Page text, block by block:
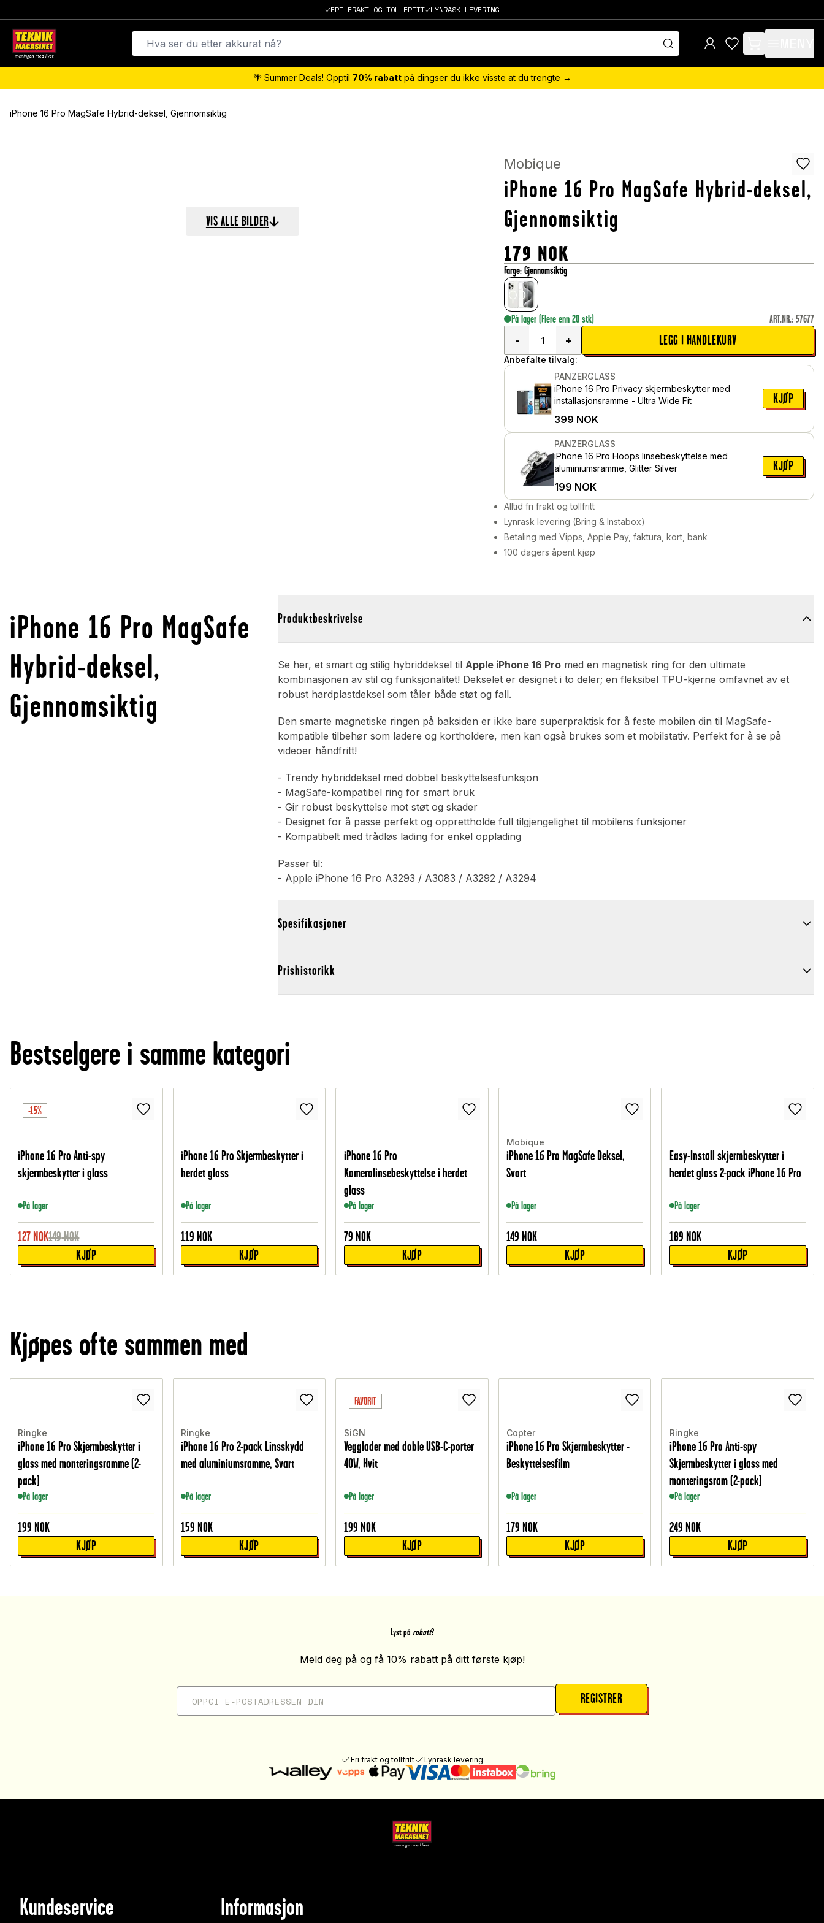
FRI FRAKT OG TOLLFRITT LYNRASK LEVERING
items in cart, view
🌴 Summer Deals! Opptil 70% rabattpå dingser du ikke visste at du trengte →
iPhone 16 Pro MagSafe Hybrid-deksel, Gjennomsiktig
VIS ALLE BILDER
Mobique
iPhone 16 Pro MagSafe Hybrid-deksel,
Gjennomsiktig
179 NOK
Farge:Gjennomsiktig
På lager (Flere enn 20 stk) ART.NR.: 57677
-
+ LEGG I HANDLEKURV
Anbefalte tilvalg:
PANZERGLASS
iPhone 16 Pro Privacy skjermbeskytter med
installasjonsramme - Ultra Wide Fit
399 NOK
KJØP
PANZERGLASS
iPhone 16 Pro Hoops linsebeskyttelse med
aluminiumsramme, Glitter Silver
199 NOK
KJØP
Alltid fri frakt og tollfritt
Lynrask levering (Bring & Instabox)
Betaling med Vipps, Apple Pay, faktura, kort, bank
100 dagers åpent kjøp
iPhone 16 Pro MagSafe
Hybrid-deksel,
Gjennomsiktig
Produktbeskrivelse
Se her, et smart og stilig hybriddeksel tilApple iPhone 16 Pro med en magnetisk ring for den ultimate
kombinasjonen av stil og funksjonalitet! Dekselet er designet i to deler; en fleksibel TPU-kjerne omfavnet av et
robust hardplastdeksel som tåler både støt og fall.
Den smarte magnetiske ringen på baksiden er ikke bare superpraktisk for å feste mobilen din til MagSafe-
kompatible tilbehør som ladere og kortholdere, men kan også brukes som et mobilstativ. Perfekt for å se på
videoer håndfritt!
- Trendy hybriddeksel med dobbel beskyttelsesfunksjon
- MagSafe-kompatibel ring for smart bruk
- Gir robust beskyttelse mot støt og skader
- Designet for å passe perfekt og opprettholde full tilgjengelighet til mobilens funksjoner
- Kompatibelt med trådløs lading for enkel opplading
Passer til:
- Apple iPhone 16 Pro A3293 / A3083 / A3292 / A3294
Spesifikasjoner
Prishistorikk
Bestselgere i samme kategori
-15%
iPhone 16 Pro Anti-spy
skjermbeskytter i glass
På lager
127 NOK149NOK
KJØP
iPhone 16 Pro Skjermbeskytter i
herdet glass
På lager
119 NOK
KJØP
iPhone 16 Pro
Kameralinsebeskyttelse i herdet
glass
På lager
79 NOK
KJØP
Mobique
iPhone 16 Pro MagSafe Deksel,
Svart
På lager
149 NOK
KJØP
Easy-Install skjermbeskytter i
herdet glass 2-pack iPhone 16 Pro
På lager
189 NOK
KJØP
Kjøpes ofte sammen med
Ringke
iPhone 16 Pro Skjermbeskytter i
glass med monteringsramme (2-
pack)
På lager
199 NOK
KJØP
Ringke
iPhone 16 Pro 2-pack Linsskydd
med aluminiumsramme, Svart
På lager
159 NOK
KJØP
FAVORIT
SiGN
Vegglader med doble USB-C-porter
40W, Hvit
På lager
199 NOK
KJØP
Copter
iPhone 16 Pro Skjermbeskytter -
Beskyttelsesfilm
På lager
179 NOK
KJØP
Ringke
iPhone 16 Pro Anti-spy
Skjermbeskytter i glass med
monteringsram (2-pack)
På lager
249 NOK
KJØP
Lyst på rabatt?
Meld deg på og få 10% rabatt på ditt første kjøp!
REGISTRER
Fri frakt og tollfritt Lynrask levering
Kundeservice Informasjon